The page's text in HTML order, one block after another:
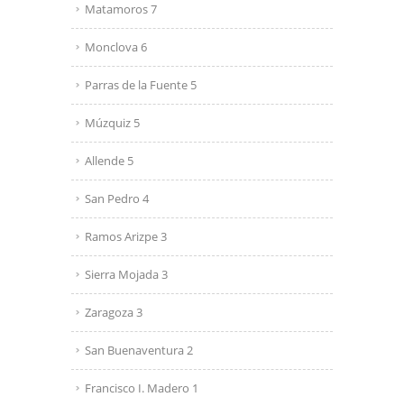
Matamoros 7
Monclova 6
Parras de la Fuente 5
Múzquiz 5
Allende 5
San Pedro 4
Ramos Arizpe 3
Sierra Mojada 3
Zaragoza 3
San Buenaventura 2
Francisco I. Madero 1